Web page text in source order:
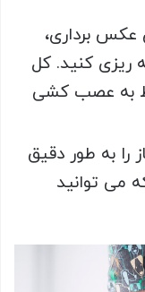
عکس برداری،
ریزی کنید. کل
به عصب کشی
را به طور دقیق
می توانید